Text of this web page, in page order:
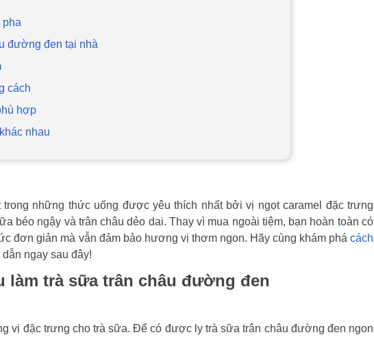
đường đen tại nhà
cách
hợp
nhau
những thức uống được yêu thích nhất bởi vị ngọt caramel đặc trưng
béo ngậy và trân châu dẻo dai. Thay vì mua ngoài tiệm, bạn hoàn toàn có
đơn giản mà vẫn đảm bảo hương vị thơm ngon. Hãy cùng khám phá cách
dẫn ngay sau đây!
làm trà sữa trân châu đường đen
vị đặc trưng cho trà sữa. Để có được ly trà sữa trân châu đường đen ngon